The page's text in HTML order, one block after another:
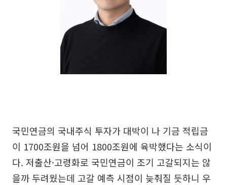
국민연금의 국내주식 투자가 대박이 나 기금 적립금
이 1700조원을 넘어 1800조원에 육박했다는 소식이
다. 저출산·고령화로 국민연금이 조기 고갈되지는 않
을까 두려웠는데 고갈 예측 시점이 늦춰질 듯하니 우